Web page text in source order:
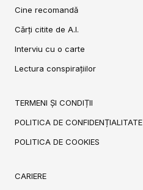
Cine recomandă
Cărți citite de A.I.
Interviu cu o carte
Lectura conspirațiilor
TERMENI ȘI CONDIȚII
POLITICA DE CONFIDENȚIALITATE
POLITICA DE COOKIES
CARIERE